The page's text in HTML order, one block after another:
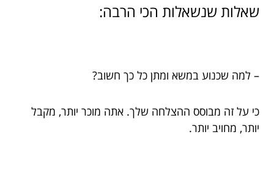
שאלות שנשאלות הכי הרבה:
– למה שכנוע במשא ומתן כל כך חשוב?
כי על זה מבוסס ההצלחה שלך. אתה מוכר יותר, מקבל
יותר, מחויב יותר.